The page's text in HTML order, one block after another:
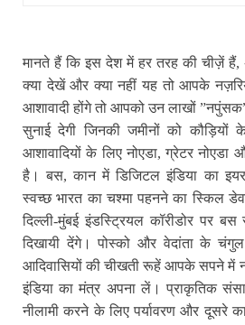
मानते हैं कि इस देश में हर तरह की चीज़ें
क्‍या देखें और क्‍या नहीं यह तो आपके
आशावादी होंगे तो आपको उन लाखों
सुनाई देगी जिनकी जमीनों को
आशावादियों के लिए नोएडा, ग्रेटर नोएडा
है। बस, कान में डिजिटल इंडिया का
स्‍वच्‍छ भारत का चश्‍मा पहनने का स्किल
दिल्‍ली-मुंबई इंडस्ट्रियल कॉरीडोर पर बस
दिखायी देंगे। पोस्को और वेदांता के
आदिवासियों की चीखती रूहें आपके सपने में
इंडिया का मंत्र अपना लें। प्राकृतिक
नीलामी करने के लिए पर्यावरण और दूसरे